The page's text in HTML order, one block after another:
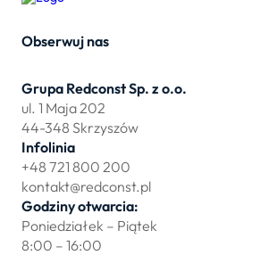
Obserwuj nas
Grupa Redconst Sp. z o.o.
ul. 1 Maja 202
44-348 Skrzyszów
Infolinia
+48 721 800 200
kontakt@redconst.pl
Godziny otwarcia:
Poniedziałek – Piątek
8:00 – 16:00